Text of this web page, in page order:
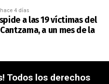
hace 4 días
a las 19 víctimas del
a un mes de la
Todos los derechos